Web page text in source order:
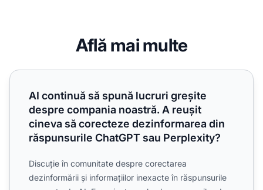
Află mai multe
AI continuă să spună lucruri greșite despre compania
AI continuă să spună lucruri greșite
despre compania noastră. A reușit
cineva să corecteze dezinformarea din
răspunsurile ChatGPT sau Perplexity?
Discuție în comunitate despre corectarea
dezinformării și informațiilor inexacte în răspunsurile